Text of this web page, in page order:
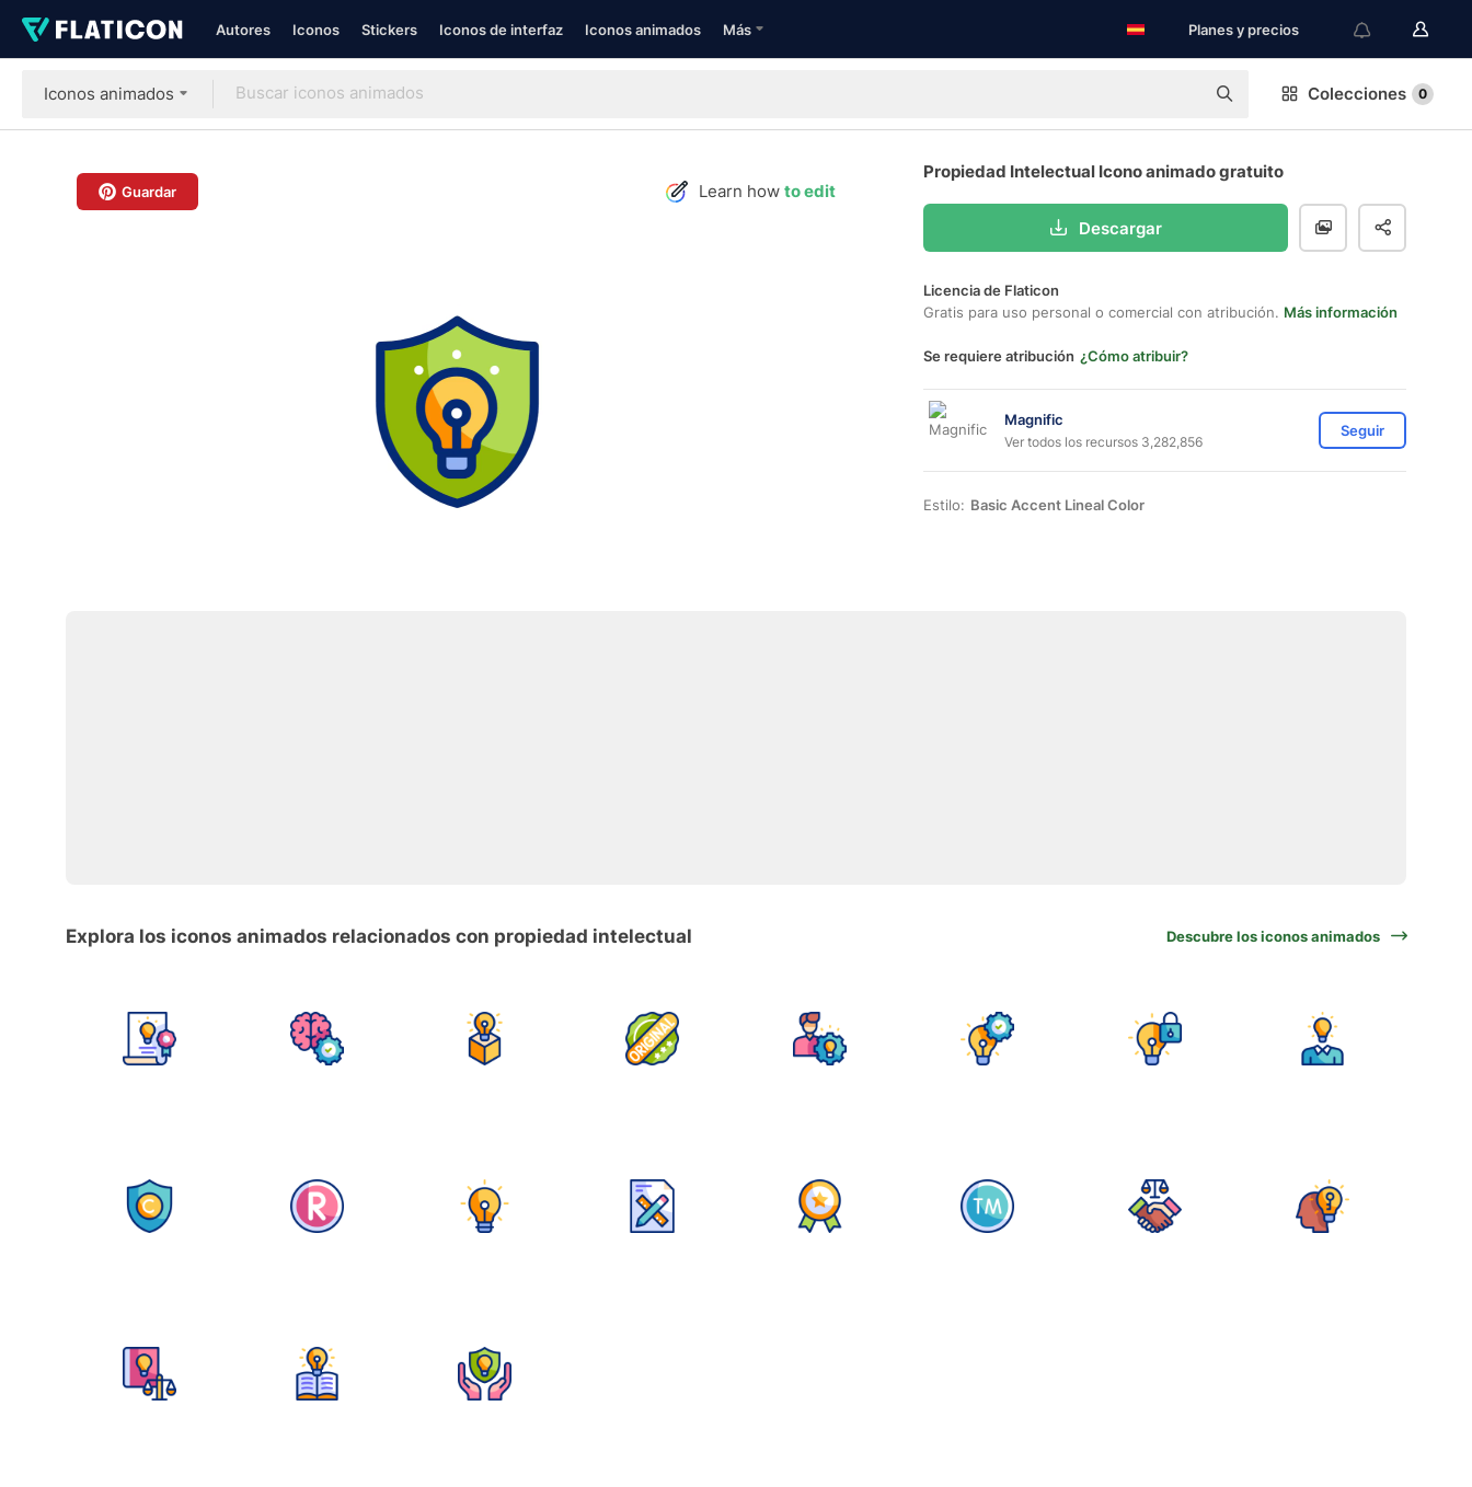
Autores Iconos Stickers Iconos de interfaz Iconos animados Más Planes y precios
Iconos animados Colecciones 0
Guardar Learn how to edit
Propiedad Intelectual Icono animado gratuito
Descargar
Licencia de Flaticon
Gratis para uso personal o comercial con atribución. Más información
Se requiere atribución ¿Cómo atribuir?
Magnific
Ver todos los recursos 3,282,856
Seguir
Estilo: Basic Accent Lineal Color
Explora los iconos animados relacionados con propiedad intelectual Descubre los iconos animados